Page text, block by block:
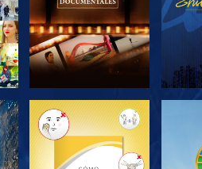
EXPLORA LAS
SERIES